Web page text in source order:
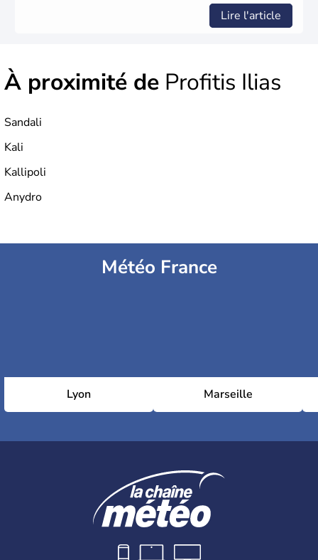
Lire l'article
À proximité de Profitis Ilias
Sandali
Kali
Kallipoli
Anydro
Météo France
Lyon Marseille